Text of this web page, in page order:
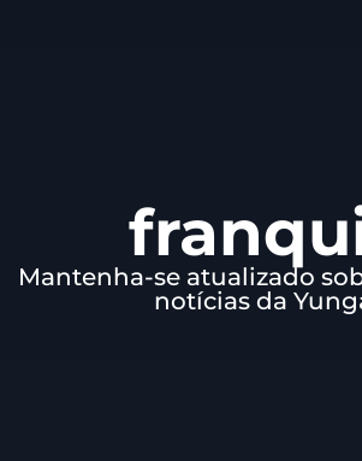
Mantenha-se atualizado
notícias da